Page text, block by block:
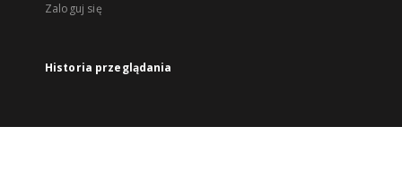
Zaloguj się
Historia przeglądania